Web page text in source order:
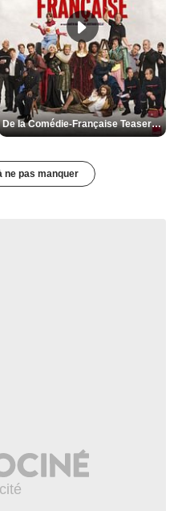
De la Comédie-Française Teaser VF
ne pas manquer